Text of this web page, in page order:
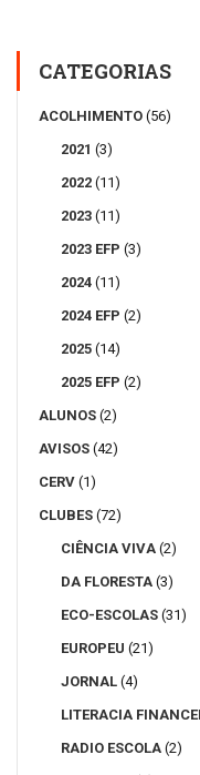
CATEGORIAS
ACOLHIMENTO (56)
2021 (3)
2022 (11)
2023 (11)
2023 EFP (3)
2024 (11)
2024 EFP (2)
2025 (14)
2025 EFP (2)
ALUNOS (2)
AVISOS (42)
CERV (1)
CLUBES (72)
CIÊNCIA VIVA (2)
DA FLORESTA (3)
ECO-ESCOLAS (31)
EUROPEU (21)
JORNAL (4)
LITERACIA
RADIO ESCOLA (2)